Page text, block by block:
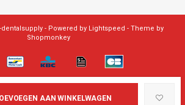
AAN WINKELWAGEN
- Powered by Lightspeed - Theme by
Shopmonkey